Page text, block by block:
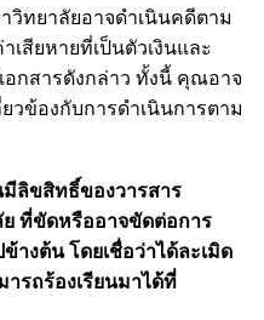
ทยาลัยอาจดำเนินคดีตาม
สียหายที่เป็นตัวเงินและ
กสารดังกล่าว ทั้งนี้ คุณอาจ
วข้องกับการดำเนินการตาม
ลิขสิทธิ์ของวารสาร
ที่ขัดหรืออาจขัดต่อการ
งต้น โดยเชื่อว่าได้ละเมิด
รถร้องเรียนมาได้ที่